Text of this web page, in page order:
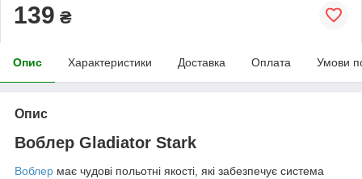
139 ₴
Опис Характеристики Доставка Оплата Умови
Опис
Воблер Gladiator Stark
Воблер має чудові польотні якості, які забезпечує система